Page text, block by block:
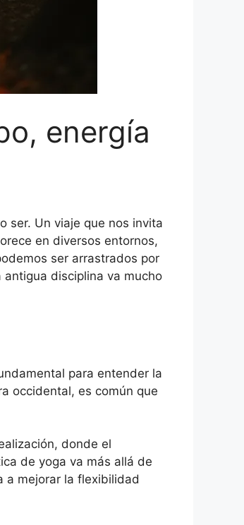
energía
ser. Un viaje que nos invita
en diversos entornos,
ser arrastrados por
disciplina va mucho
para entender la
occidental, es común que
donde el
de yoga va más allá de
a mejorar la flexibilidad